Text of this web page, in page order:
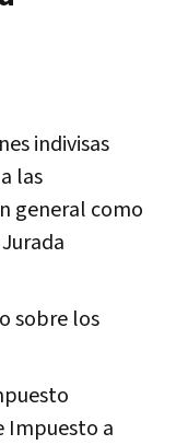
indivisas
las
general como
sobre los
Impuesto a